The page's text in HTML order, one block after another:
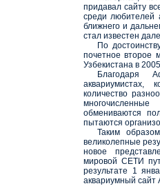
придавал сайту
среди любителей
ближнего и
стал известен
По
почетное второе
Узбекистана в
Благодаря
количество
обмениваются
пытаются
Таким
великолепные
новое
мировой СЕТИ
результате 1
аквариумный сайт